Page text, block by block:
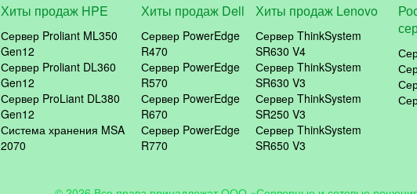
Хиты продаж HPE
Сервер Proliant ML350
Gen12
Сервер Proliant DL360
Gen12
Сервер ProLiant DL380
Gen12
Система хранения MSA
2070
Хиты продаж Dell
Сервер PowerEdge
R470
Сервер PowerEdge
R570
Сервер PowerEdge
R670
Сервер PowerEdge
R770
Хиты продаж Lenovo
Сервер ThinkSystem
SR630 V4
Сервер ThinkSystem
SR630 V3
Сервер ThinkSystem
SR250 V3
Сервер ThinkSystem
SR650 V3